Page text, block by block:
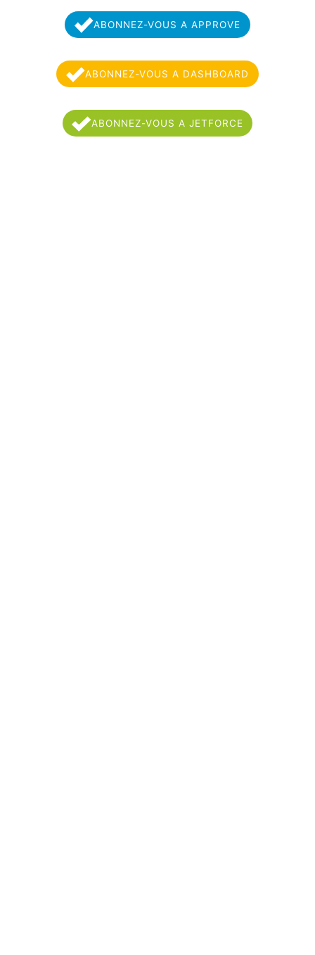
ABONNEZ-VOUS A APPROVE
ABONNEZ-VOUS A DASHBOARD
ABONNEZ-VOUS A JETFORCE